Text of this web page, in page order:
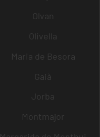
Olvan
Olivella
Maria de Besora
Gaià
Jorba
Montmajor